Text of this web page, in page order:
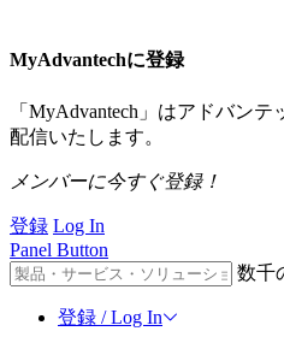
MyAdvantechに登録
「MyAdvantech」はアドバン
配信いたします。
メンバーに今すぐ登録！
登録 Log In
Panel Button
数千
登録 / Log In